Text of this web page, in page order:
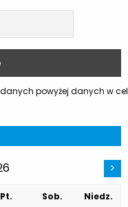
powyżej danych w
>
Pt. Sob.
Niedz.